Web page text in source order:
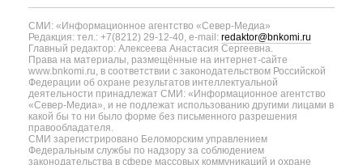
СМИ: «Информационное агентство «Север-Медиа»
Редакция: тел.: +7(8212) 29-12-40, e-mail: redaktor@bnkomi.ru
Главный редактор: Алексеева Анастасия Сергеевна.
Права на материалы, размещённые на интернет-сайте
www.bnkomi.ru, в соответствии с законодательством Российской
Федерации об охране результатов интеллектуальной
деятельности принадлежат СМИ: «Информационное агентство
«Север-Медиа», и не подлежат использованию другими лицами в
какой бы то ни было форме без письменного разрешения
правообладателя.
СМИ зарегистрировано Беломорским управлением
Федеральным службы по надзору за соблюдением
законодательства в сфере массовых коммуникаций и охране